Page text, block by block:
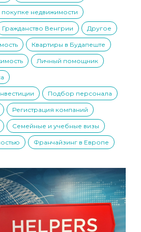
покупке недвижимости
Гражданство Венгрии Другое
Квартиры в Будапеште
Личный помощник
Подбор персонала
Регистрация компаний
Семейные и учебные визы
Франчайзинг в Европе